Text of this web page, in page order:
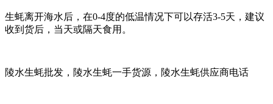
生蚝离开海水后，在0-4度的低温情况下可以存活3-5天，建议
收到货后，当天或隔天食用。
陵水生蚝批发，陵水生蚝一手货源，陵水生蚝供应商电话